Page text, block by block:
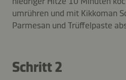
umrühren und mit Kikkoman
Parmesan und Trüffelpaste
Schritt 2